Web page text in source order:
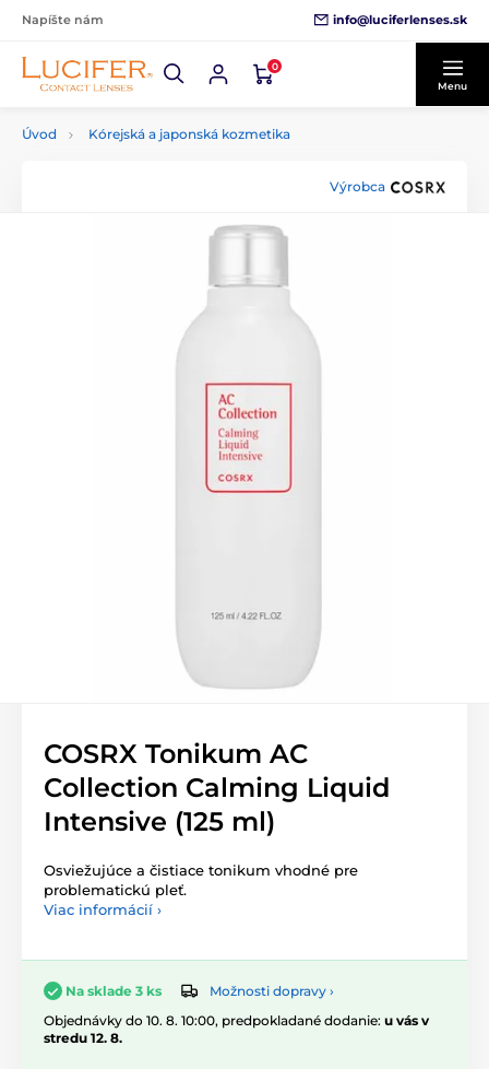
Napíšte nám info@luciferlenses.sk
0
Menu
Úvod Kórejská a japonská kozmetika
Výrobca
COSRX Tonikum AC
Collection Calming Liquid
Intensive (125 ml)
Osviežujúce a čistiace tonikum vhodné pre
problematickú pleť.
Viac informácií ›
Na sklade 3 ks
Možnosti dopravy ›
Objednávky do 10. 8. 10:00, predpokladané dodanie: u vás v
stredu 12. 8.